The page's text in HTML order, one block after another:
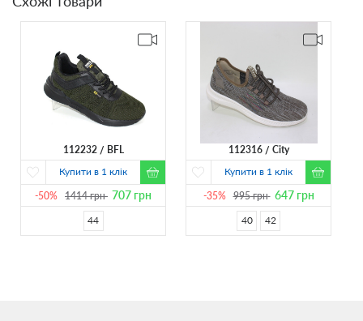
112232
BFL
Купити в 1 клік
-50% 1414грн 707 грн
44
112316
City
Купити в 1 клік
-35% 995грн 647грн
40 42